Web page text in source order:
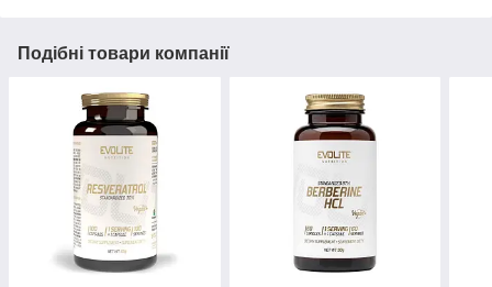
Подібні товари компанії